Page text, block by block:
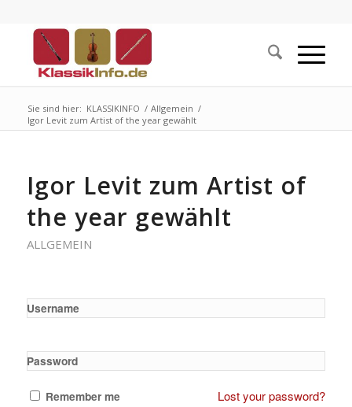
Sie sind hier: KLASSIKINFO / Allgemein /
Igor Levit zum Artist of the year gewählt
Igor Levit zum Artist of
the year gewählt
ALLGEMEIN
Username
Password
Remember me Lost your password?